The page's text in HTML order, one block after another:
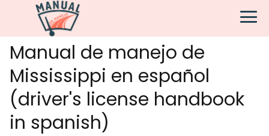
Manual de manejo de
Mississippi en español
(driver's license handbook
in spanish)